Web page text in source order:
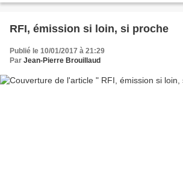
RFI, émission si loin, si proche
Publié le 10/01/2017 à 21:29
Par Jean-Pierre Brouillaud